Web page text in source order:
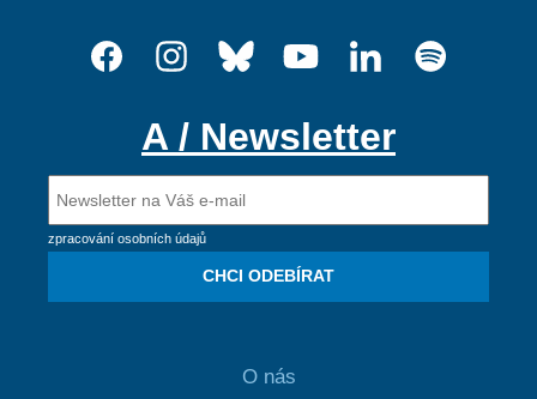
A / Newsletter
zpracování osobních údajů
CHCI ODEBÍRAT
O nás